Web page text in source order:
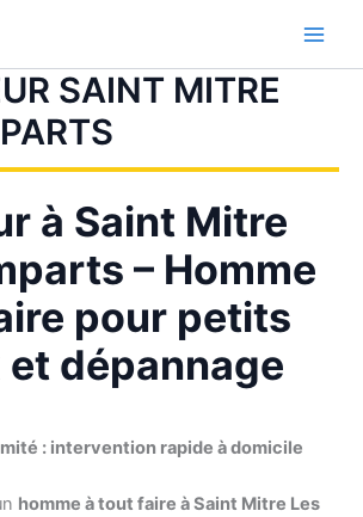
SAINT MITRE
à Saint Mitre
– Homme
pour petits
dépannage
: intervention rapide à domicile
homme à tout faire à Saint Mitre Les